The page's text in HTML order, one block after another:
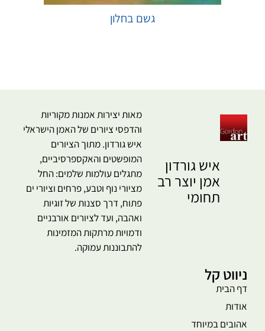
גשם בחלון
איש גורדון
אמן יוצר רב
תחומי
מאות יצירות אמנות מקוריות
והדפסי ציורים של האמן הישראלי
איש גורדון. מתוך הציורים
המופשטים והאקספרסיביים,
מתגלים עולמות שלמים: החל
מציורי נוף וטבע, פרחים וציורי ים
פתוח, דרך סצנות של זוגיות
ואהבה, ועד לציורים אורבניים
ודמויות מרתקות המזמינות
להתבוננות עמוקה.
ניווט קל
דף הבית
אודות
אהובים במיוחד